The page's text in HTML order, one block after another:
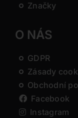
Značky
O NÁS
GDPR
Zásady
Obchodní
Facebook
Instagram